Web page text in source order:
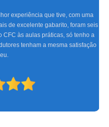
experiência que tive, com uma
de excelente gabarito, foram seis
às aulas práticas, só tenho a
tenham a mesma satisfação